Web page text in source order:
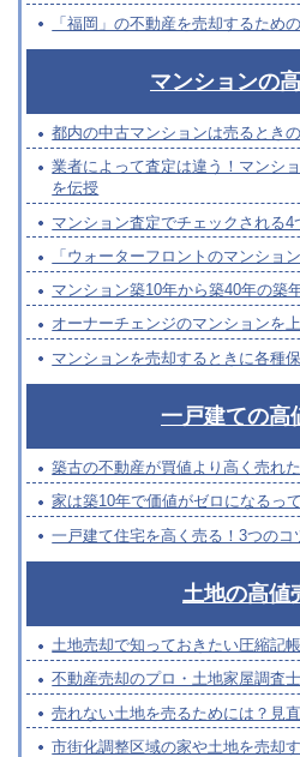
「福岡」の不動産を売却するため
マンションの
都内の中古マンションは売るとき
業者によって査定は違う！マンシ
を伝授
マンション査定でチェックされる4
「ウォーターフロントのマンショ
マンション築10年から築40年の築
オーナーチェンジのマンションを
マンションを売却するときに各種
一戸建ての高
築古の不動産が買値より高く売れ
家は築10年で価値がゼロになるっ
一戸建て住宅を高く売る！3つのコ
土地の高値
土地売却で知っておきたい圧縮記
不動産売却のプロ・土地家屋調査
売れない土地を売るためには？見
市街化調整区域の家や土地を売却